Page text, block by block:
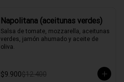
Napolitana (aceitunas verdes)
Salsa de tomate, mozzarella, aceitunas
verdes, jamón ahumado y aceite de
oliva.
$9.900$12.400